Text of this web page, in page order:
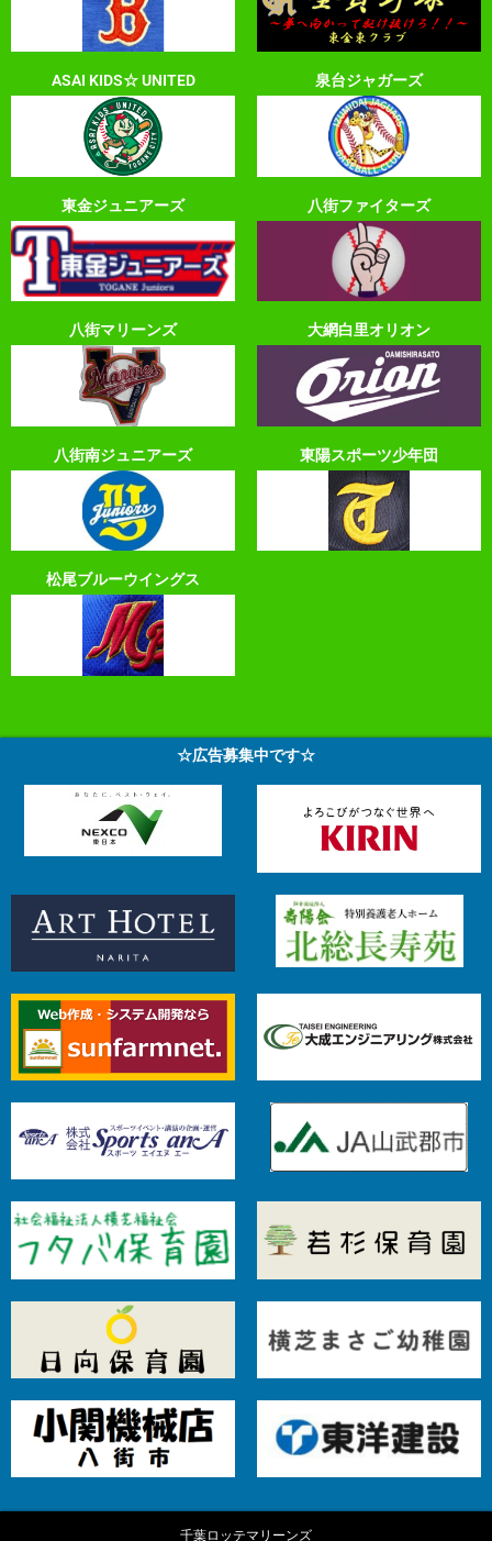
ASAI KIDS☆ UNITED 泉台ジャガーズ
東金ジュニアーズ 八街ファイターズ
八街マリーンズ 大網白里オリオン
八街南ジュニアーズ 東陽スポーツ少年団
松尾ブルーウイングス
☆広告募集中です☆
千葉ロッテマリーンズ